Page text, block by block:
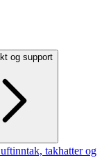
og support
takhatter og